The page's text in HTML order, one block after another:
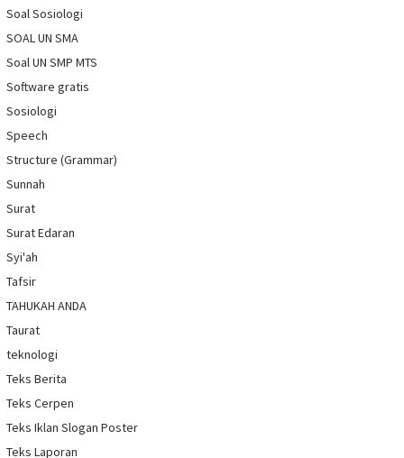
Soal Sosiologi
SOAL UN SMA
Soal UN SMP MTS
Software gratis
Sosiologi
Speech
Structure (Grammar)
Sunnah
Surat
Surat Edaran
Syi'ah
Tafsir
TAHUKAH ANDA
Taurat
teknologi
Teks Berita
Teks Cerpen
Teks Iklan Slogan Poster
Teks Laporan